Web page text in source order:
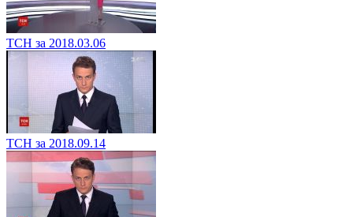
ТСН за 2018.03.06
ТСН за 2018.09.14